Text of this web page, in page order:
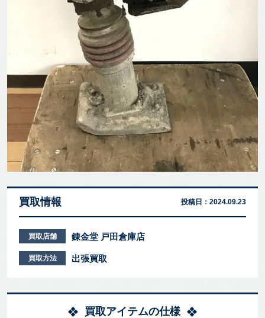
買取情報 投稿日： 2024.09.23
買取店舗 錬金堂 戸田倉庫店
買取方法 出張買取
買取アイテムの仕様